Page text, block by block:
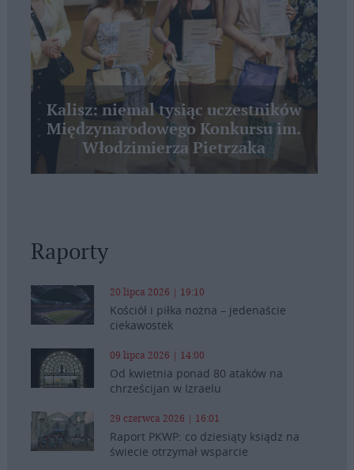
Kalisz: niemal tysiąc uczestników
Międzynarodowego Konkursu im.
Włodzimierza Pietrzaka
Raporty
20 lipca 2026 | 19:10
Kościół i piłka nożna – jedenaście
ciekawostek
09 lipca 2026 | 14:00
Od kwietnia ponad 80 ataków na
chrześcijan w Izraelu
29 czerwca 2026 | 16:01
Raport PKWP: co dziesiąty ksiądz na
świecie otrzymał wsparcie